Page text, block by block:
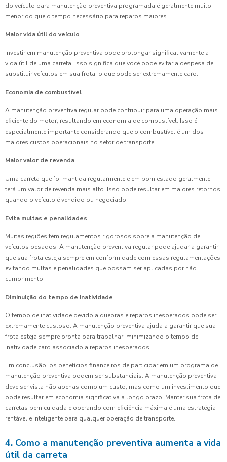
do veículo para manutenção preventiva programada é geralmente muito
menor do que o tempo necessário para reparos maiores.
Maior vida útil do veículo
Investir em manutenção preventiva pode prolongar significativamente a
vida útil de uma carreta. Isso significa que você pode evitar a despesa de
substituir veículos em sua frota, o que pode ser extremamente caro.
Economia de combustível
A manutenção preventiva regular pode contribuir para uma operação mais
eficiente do motor, resultando em economia de combustível. Isso é
especialmente importante considerando que o combustível é um dos
maiores custos operacionais no setor de transporte.
Maior valor de revenda
Uma carreta que foi mantida regularmente e em bom estado geralmente
terá um valor de revenda mais alto. Isso pode resultar em maiores retornos
quando o veículo é vendido ou negociado.
Evita multas e penalidades
Muitas regiões têm regulamentos rigorosos sobre a manutenção de
veículos pesados. A manutenção preventiva regular pode ajudar a garantir
que sua frota esteja sempre em conformidade com essas regulamentações,
evitando multas e penalidades que possam ser aplicadas por não
cumprimento.
Diminuição do tempo de inatividade
O tempo de inatividade devido a quebras e reparos inesperados pode ser
extremamente custoso. A manutenção preventiva ajuda a garantir que sua
frota esteja sempre pronta para trabalhar, minimizando o tempo de
inatividade caro associado a reparos inesperados.
Em conclusão, os benefícios financeiros de participar em um programa de
manutenção preventiva podem ser substanciais. A manutenção preventiva
deve ser vista não apenas como um custo, mas como um investimento que
pode resultar em economia significativa a longo prazo. Manter sua frota de
carretas bem cuidada e operando com eficiência máxima é uma estratégia
rentável e inteligente para qualquer operação de transporte.
4. Como a manutenção preventiva aumenta a vida
útil da carreta